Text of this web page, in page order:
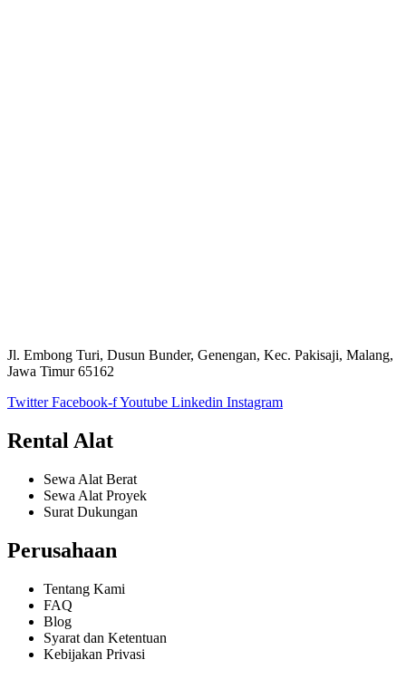
Jl. Embong Turi, Dusun Bunder, Genengan, Kec. Pakisaji, Malang,
Jawa Timur 65162
Twitter Facebook-fYoutube Linkedin Instagram
Rental Alat
Sewa Alat Berat
Sewa Alat Proyek
Surat Dukungan
Perusahaan
Tentang Kami
FAQ
Blog
Syarat dan Ketentuan
Kebijakan Privasi